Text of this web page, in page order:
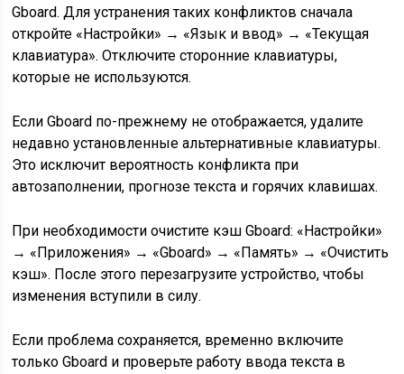
Gboard. Для устранения таких конфликтов сначала
откройте «Настройки» → «Язык и ввод» → «Текущая
клавиатура». Отключите сторонние клавиатуры,
которые не используются.
Если Gboard по-прежнему не отображается, удалите
недавно установленные альтернативные клавиатуры.
Это исключит вероятность конфликта при
автозаполнении, прогнозе текста и горячих клавишах.
При необходимости очистите кэш Gboard: «Настройки»
→ «Приложения» → «Gboard» → «Память» → «Очистить
кэш». После этого перезагрузите устройство, чтобы
изменения вступили в силу.
Если проблема сохраняется, временно включите
только Gboard и проверьте работу ввода текста в